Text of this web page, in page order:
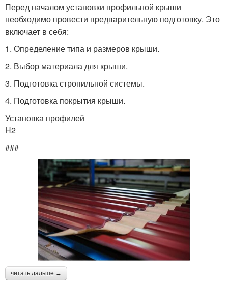
Перед началом установки профильной крыши
необходимо провести предварительную подготовку. Это
включает в себя:
1. Определение типа и размеров крыши.
2. Выбор материала для крыши.
3. Подготовка стропильной системы.
4. Подготовка покрытия крыши.
Установка профилей
H2
###
читать дальше →